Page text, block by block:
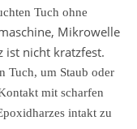
Tuch ohne
Mikrowelle
ist nicht kratzfest.
Tuch, um Staub oder
mit scharfen
intakt zu